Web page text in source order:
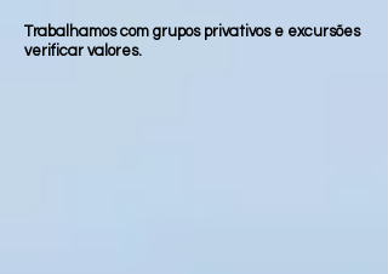
Trabalhamos com grupos privativos e excursões
verificar valores.